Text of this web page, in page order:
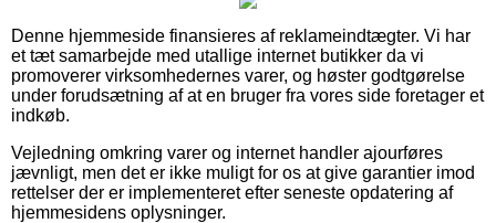
Denne hjemmeside finansieres af reklameindtægter. Vi har
et tæt samarbejde med utallige internet butikker da vi
promoverer virksomhedernes varer, og høster godtgørelse
under forudsætning af at en bruger fra vores side foretager et
indkøb.
Vejledning omkring varer og internet handler ajourføres
jævnligt, men det er ikke muligt for os at give garantier imod
rettelser der er implementeret efter seneste opdatering af
hjemmesidens oplysninger.